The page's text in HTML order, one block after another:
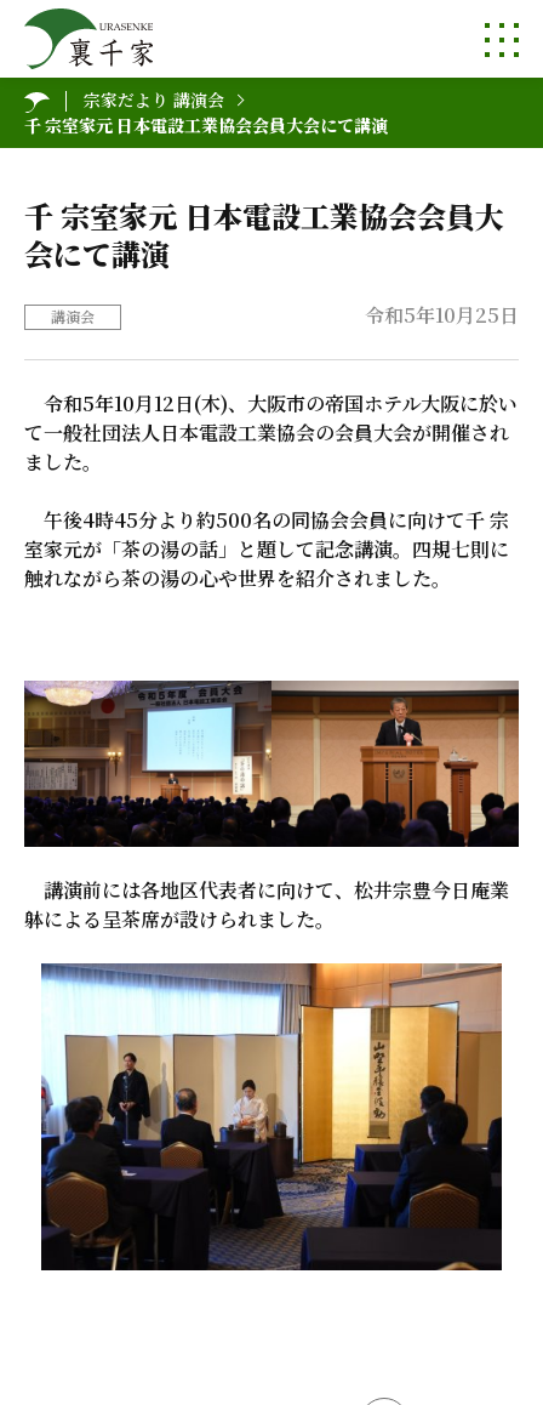
宗家だより 講演会
千 宗室家元 日本電設工業協会会員大会にて講演
千 宗室家元 日本電設工業協会会員大
会にて講演
講演会 令和5年10月25日
令和5年10月12日(木)、大阪市の帝国ホテル大阪に於い
て一般社団法人日本電設工業協会の会員大会が開催され
ました。
午後4時45分より約500名の同協会会員に向けて千 宗
室家元が「茶の湯の話」と題して記念講演。四規七則に
触れながら茶の湯の心や世界を紹介されました。
講演前には各地区代表者に向けて、松井宗豊今日庵業
躰による呈茶席が設けられました。